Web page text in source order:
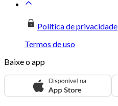
Política de privacidade
Termos de uso
Baixe o app